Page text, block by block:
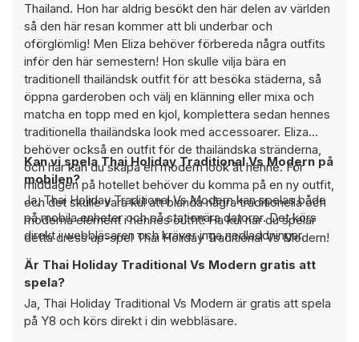
Thailand. Hon har aldrig besökt den här delen av världen
så den här resan kommer att bli underbar och
oförglömlig! Men Eliza behöver förbereda några outfits
inför den här semestern! Hon skulle vilja bära en
traditionell thailändsk outfit för att besöka städerna, så
öppna garderoben och välj en klänning eller mixa och
matcha en topp med en kjol, komplettera sedan hennes
traditionella thailändska look med accessoarer. Eliza
behöver också en outfit för de thailändska stränderna,
och här kan du skapa en modern look åt henne. För
middagen på hotellet behöver du komma på en ny outfit,
och det skulle vara kul att blanda några traditionella och
moderna element i hennes outfit! Ha kul när du spelar
detta dress up-spel Thai Holiday Traditional Vs Modern!
Kan vi spela Thai Holiday Traditional Vs Modern på
mobilen?
Ja, Thai Holiday Traditional Vs Modern kan spelas både
på mobila enheter och på stationära datorer. Det körs
direkt i webbläsaren och kräver inga nedladdningar.
Är Thai Holiday Traditional Vs Modern gratis att
spela?
Ja, Thai Holiday Traditional Vs Modern är gratis att spela
på Y8 och körs direkt i din webbläsare.